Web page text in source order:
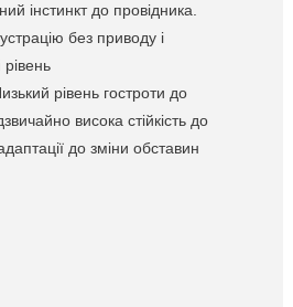
інстинкт до провідника.
без приводу і
рівень гостроти до
висока стійкість до
до зміни обставин